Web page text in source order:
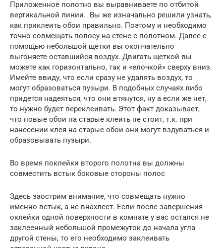
Приложенное полотно вы выравниваете по отбитой
вертикальной линии. Вы же изначально решили узнать,
как приклеить обои правильно. Поэтому и необходимо
точно совмещать полосу на стене с полотном. Далее с
помощью небольшой щетки вы окончательно
выгоняете оставшийся воздух. Двигать щеткой вы
можете как горизонтально, так и «елочкой» сверху вниз.
Имейте ввиду, что если сразу не удалять воздух, то
могут образоваться пузыри. В подобных случаях либо
придется надеяться, что они втянутся, ну а если же нет,
то нужно будет переклеивать. Этот факт доказывает,
что новые обои на старые клеить не стоит, т.к. при
нанесении клея на старые обои они могут вздуваться и
образовывать пузыри.
Во время поклейки второго полотна вы должны
совместить встык боковые стороны полос
Здесь заострим внимание, что совмещать нужно
именно встык, а не внахлест. Если после завершения
оклейки одной поверхности в комнате у вас остался не
заклеенный небольшой промежуток до начала угла
другой стены, то его необходимо заклеивать